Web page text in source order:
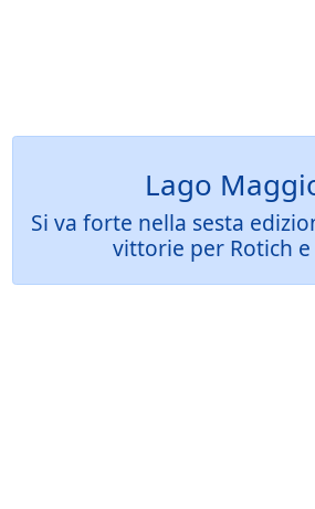
Lago
Si va forte nella sesta
vittorie per Rotich e